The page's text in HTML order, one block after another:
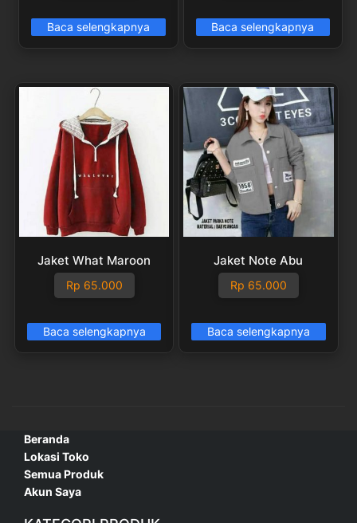
Baca selengkapnya Baca selengkapnya
Jaket What Maroon
Rp 65.000
Baca selengkapnya
Jaket Note Abu
Rp 65.000
Baca selengkapnya
Beranda
Lokasi Toko
Semua Produk
Akun Saya